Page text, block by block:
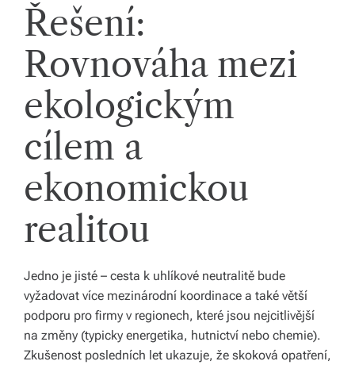
Řešení:
Rovnováha mezi
ekologickým
cílem a
ekonomickou
realitou
Jedno je jisté – cesta k uhlíkové neutralitě bude
vyžadovat více mezinárodní koordinace a také větší
podporu pro firmy v regionech, které jsou nejcitlivější
na změny (typicky energetika, hutnictví nebo chemie).
Zkušenost posledních let ukazuje, že skoková opatření,